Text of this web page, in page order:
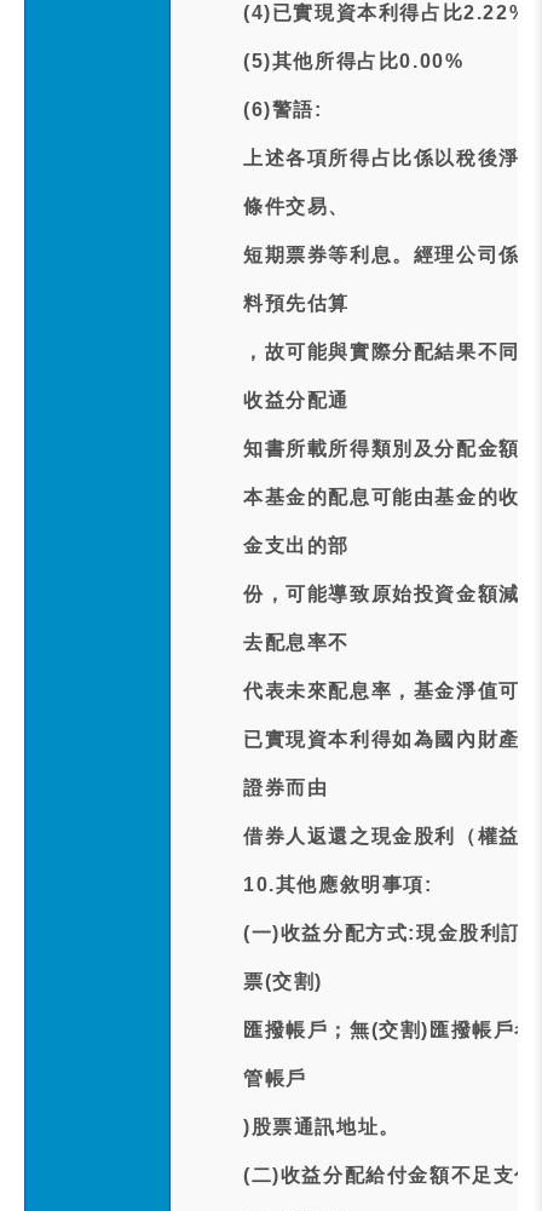
(4)已實現資本利得占比2.22%
(5)其他所得占比0.00%
(6)警語:
上述各項所得占比係以稅後淨
條件交易、
短期票券等利息。經理公司係
料預先估算
，故可能與實際分配結果不同
收益分配通
知書所載所得類別及分配金額
本基金的配息可能由基金的收
金支出的部
份，可能導致原始投資金額減
去配息率不
代表未來配息率，基金淨值可
已實現資本利得如為國內財產
證券而由
借券人返還之現金股利（權益
10.其他應敘明事項:
(一)收益分配方式:現金股利訂
票(交割)
匯撥帳戶；無(交割)匯撥帳戶
管帳戶
)股票通訊地址。
(二)收益分配給付金額不足支